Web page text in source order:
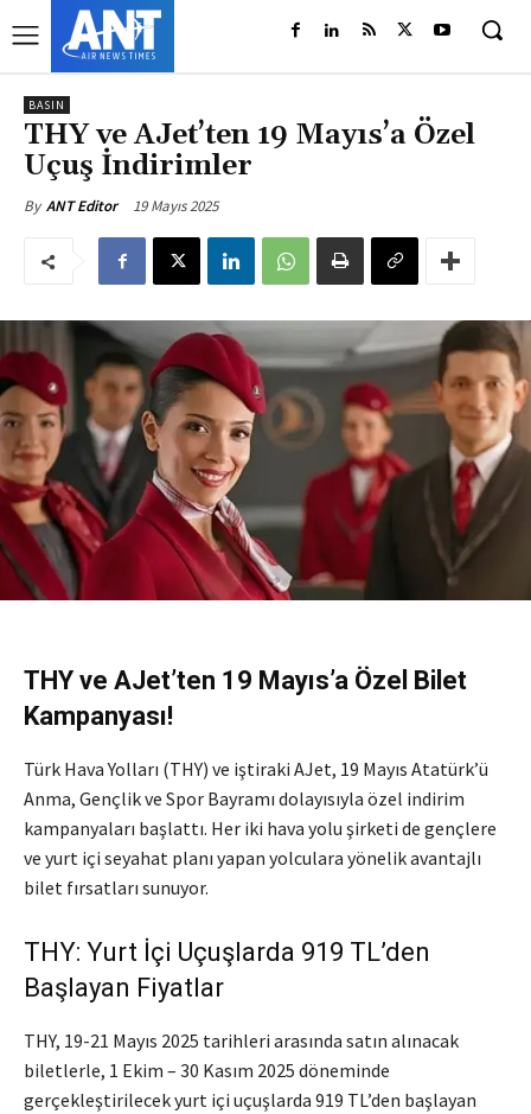
BASIN
THY ve AJet’ten 19 Mayıs’a Özel
Uçuş İndirimler
By ANT Editor 19 Mayıs 2025
THY ve AJet’ten 19 Mayıs’a Özel Bilet
Kampanyası!
Türk Hava Yolları (THY) ve iştiraki AJet, 19 Mayıs Atatürk’ü
Anma, Gençlik ve Spor Bayramı dolayısıyla özel indirim
kampanyaları başlattı. Her iki hava yolu şirketi de gençlere
ve yurt içi seyahat planı yapan yolculara yönelik avantajlı
bilet fırsatları sunuyor.
THY: Yurt İçi Uçuşlarda 919 TL’den
Başlayan Fiyatlar
THY, 19-21 Mayıs 2025 tarihleri arasında satın alınacak
biletlerle, 1 Ekim – 30 Kasım 2025 döneminde
gerçekleştirilecek yurt içi uçuşlarda 919 TL’den başlayan